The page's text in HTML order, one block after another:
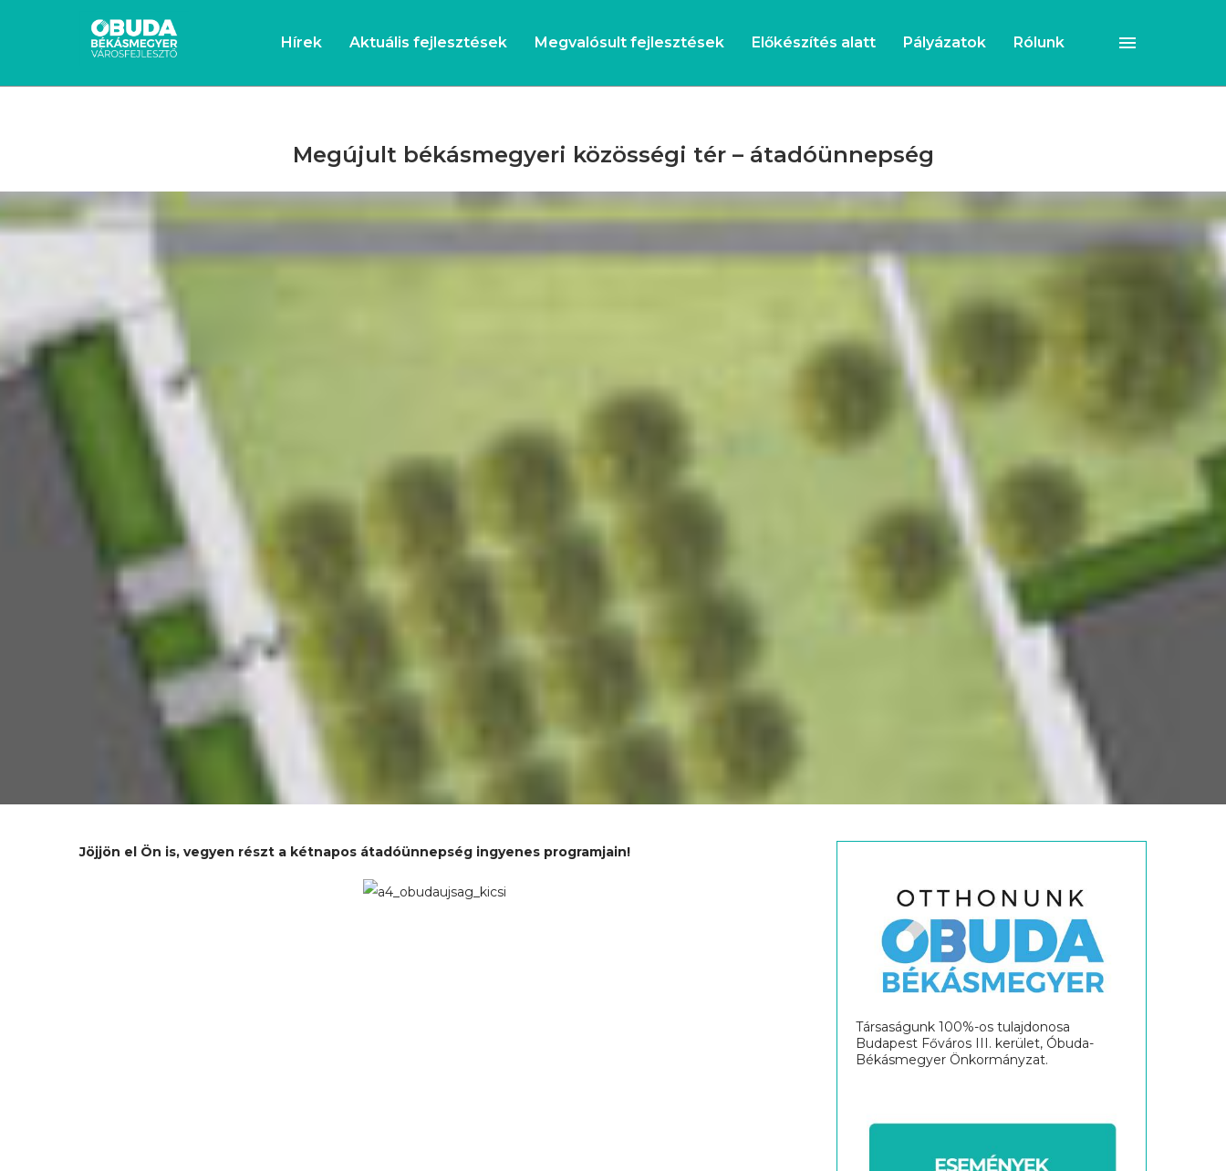
Hírek Aktuális fejlesztések Megvalósult fejlesztések Előkészítés alatt Pályázatok Rólunk
Megújult békásmegyeri közösségi tér – átadóünnepség
Jöjjön el Ön is, vegyen részt a kétnapos átadóünnepség ingyenes programjain!
Társaságunk 100%-os tulajdonosa
Budapest Főváros III. kerület, Óbuda-
Békásmegyer Önkormányzat.